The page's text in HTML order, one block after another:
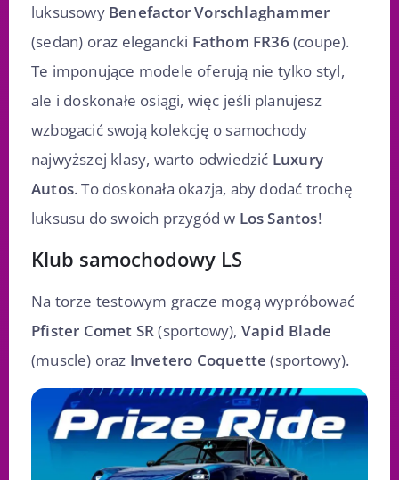
luksusowy Benefactor Vorschlaghammer
(sedan) oraz elegancki Fathom FR36 (coupe).
Te imponujące modele oferują nie tylko styl,
ale i doskonałe osiągi, więc jeśli planujesz
wzbogacić swoją kolekcję o samochody
najwyższej klasy, warto odwiedzić Luxury
Autos. To doskonała okazja, aby dodać trochę
luksusu do swoich przygód w Los Santos!
Klub samochodowy LS
Na torze testowym gracze mogą wypróbować
Pfister Comet SR(sportowy), Vapid Blade
(muscle) oraz Invetero Coquette (sportowy).